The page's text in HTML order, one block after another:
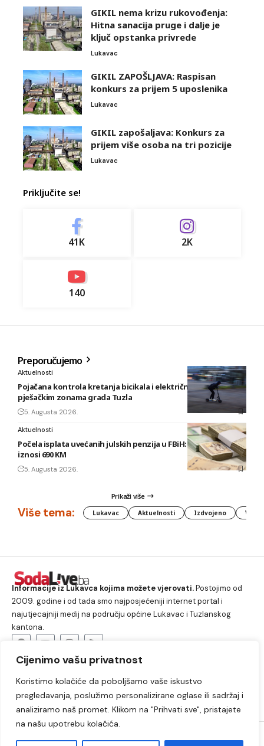
Cijenimo vašu privatnost
Koristimo kolačiće da poboljšamo vaše iskustvo
pregledavanja, poslužimo personalizirane oglase ili sadržaj i
analiziramo naš promet. Klikom na "Prihvati sve", pristajete
na našu upotrebu kolačića.
GIKIL nema krizu rukovođenja:
Hitna sanacija pruge i dalje je
ključ opstanka privrede
Lukavac
GIKIL ZAPOŠLJAVA: Raspisan
konkurs za prijem 5 uposlenika
Lukavac
GIKIL zapošaljava: Konkurs za
prijem više osoba na tri pozicije
Lukavac
Priključite se!
41K 2K
140
Preporučujemo
Aktuelnosti
Pojačana kontrola kretanja bicikala i električnih romobila u
pješačkim zonama grada Tuzla
5. Augusta 2026.
Aktuelnosti
Počela isplata uvećanih julskih penzija u FBiH: Najniža sada
iznosi 690 KM
5. Augusta 2026.
Prikaži više
Više tema: Lukavac Aktuelnosti Izdvojeno
Informacije iz Lukavca kojima možete vjerovati.Postojimo od
2009. godine i od tada smo najposjećeniji internet portal i
najutjecajniji medij na području općine Lukavac i Tuzlanskog
kantona.
Lukavac Društvo Crna hronika
Sport
Kultura
Kolumne Slobodno vrijeme